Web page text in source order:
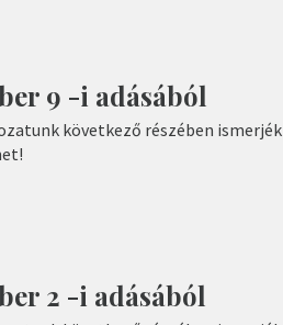
9 -i adásából
következő részében ismerjék
2 -i adásából